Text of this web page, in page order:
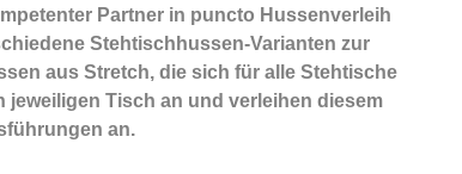
Partner in puncto Hussenverleih
Stehtischhussen-Varianten zur
aus Stretch, die sich für alle Stehtische
Tisch an und verleihen diesem
an.